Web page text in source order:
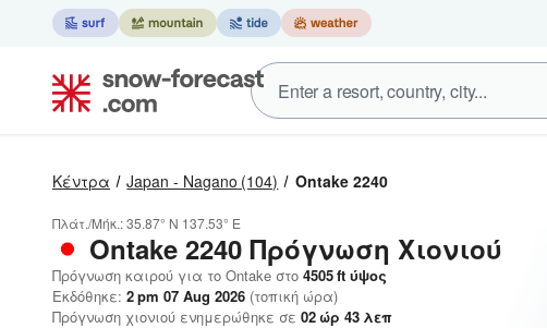
Κέντρα Japan - Nagano (104) Ontake 2240
Πλάτ./Μήκ.:35.87° N 137.53° E
Ontake 2240 Πρόγνωση Χιονιού
Πρόγνωση καιρού για το Ontake στο 4505ft ύψος
Εκδόθηκε: 2 pm 07 Aug 2026 (τοπική ώρα)
Πρόγνωση χιονιού ενημερώθηκε σε 02ώρ 43 λεπ